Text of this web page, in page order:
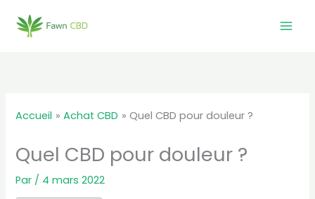
contenu
Accueil Achat CBD Quel CBD pour douleur ?
Quel CBD pour douleur ?
Par / 4 mars 2022